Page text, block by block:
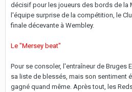
décisif pour les joueurs des bords de la
l'équipe surprise de la compétition, le
finale décevante à Wembley.
Le "Mersey beat"
Pour se consoler, l'entraîneur de Bruges
sa liste de blessés, mais son sentiment
gagné quand même. Après tout, les